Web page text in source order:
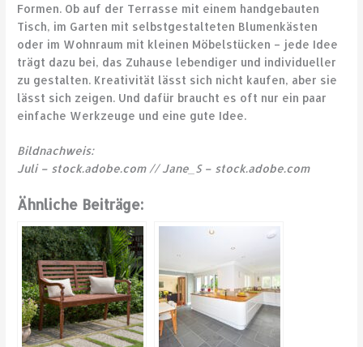
Formen. Ob auf der Terrasse mit einem handgebauten
Tisch, im Garten mit selbstgestalteten Blumenkästen
oder im Wohnraum mit kleinen Möbelstücken – jede Idee
trägt dazu bei, das Zuhause lebendiger und individueller
zu gestalten. Kreativität lässt sich nicht kaufen, aber sie
lässt sich zeigen. Und dafür braucht es oft nur ein paar
einfache Werkzeuge und eine gute Idee.
Bildnachweis:
Juli – stock.adobe.com // Jane_S – stock.adobe.com
Ähnliche Beiträge: